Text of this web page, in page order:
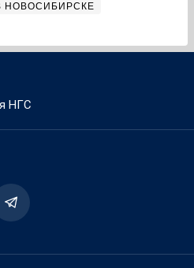
НОВОСИБИРСКЕ
НГС